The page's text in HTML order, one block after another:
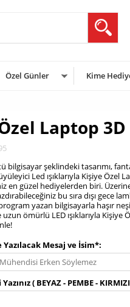
Özel Günler Kime
Laptop 3D
bilgisayar şeklindeki tasarımı,
Led ışıklarıyla Kişiye Özel
en güzel hediyelerden biri.
bu sıra dışı gece
yazan bilgisayarla haşır
ömürlü LED ışıklarıyla
Mesaj ve İsim*
( BEYAZ - PEMBE -